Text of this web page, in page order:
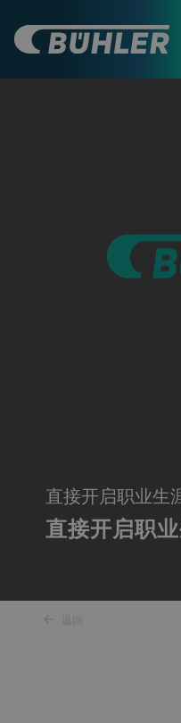
直接开启职业生
直接开启职